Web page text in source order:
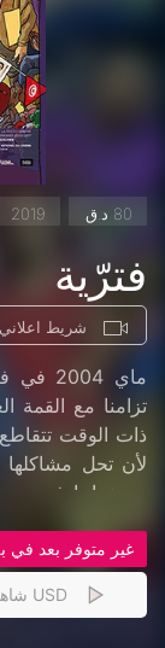
2019
فترّية
شريط اعلاني
ماي 2004
تزامنا مع القمة
ذات الوقت
لأن تحل مشاكلها
يعد نجاحا في حد
والذي اجتاح
تكافح من أجل أن
غير متوفر بعد في
شاهد 3 USD